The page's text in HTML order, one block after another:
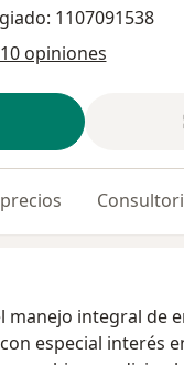
1107091538
10 opiniones
manejo integral de
especial interés